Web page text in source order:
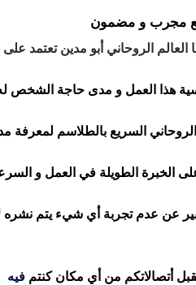
مجرب و مضمون
العالم الروحاني أبو مدين
هذا العمل و مدى حاجة الشخص له
السريع بالطلاسم لمعرفة
الخبرة الطويلة في العمل و السرعة
عن عدم تجربة أي شيء يتم
أتصالاتكم من أي مكان كنتم فيه